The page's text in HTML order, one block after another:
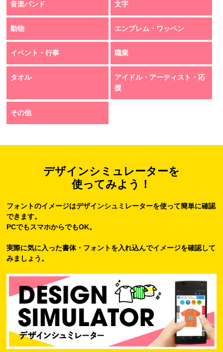
音楽バンド 文字
動物 エンブレム・ワッペン
イベント・行事 職業
タオル
アイドル・アーティスト・応
援
その他
デザインシミュレーターを
使ってみよう！
フォントのイメージはデザインシュミレーターを使って簡単に確認
できます。
PCでもスマホからでもOK。
実際に気に入った書体・フォントを入れ込んでイメージを確認して
みましょう。